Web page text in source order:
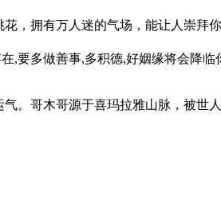
，拥有万人迷的气场，能让人崇拜
,要多做善事,多积德,好姻缘将会降临
。哥木哥源于喜玛拉雅山脉，被世人